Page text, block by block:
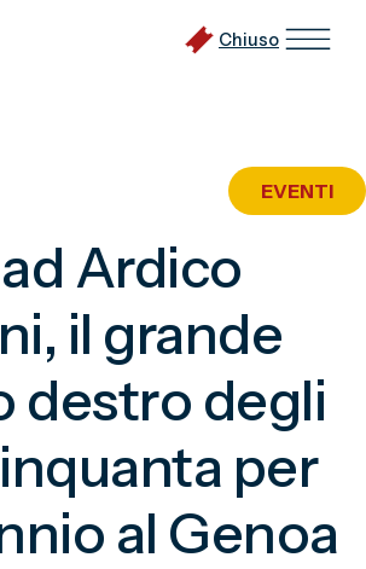
Chiuso
EVENTI
Ardico
il grande
destro degli
per
al Genoa